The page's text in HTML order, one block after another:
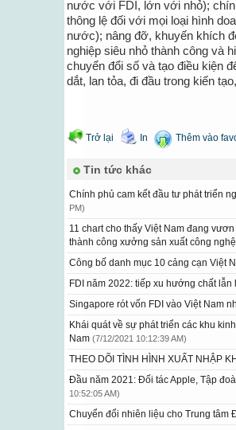
nước với FDI, lớn với nhỏ);
thông lệ đối với mọi loại hình
nước); nâng đỡ, khuyến khích
nghiệp siêu nhỏ thành công và
chuyển đổi số và tạo điều kiện
dắt, lan tỏa, đi đầu trong kiến
Trở lại In Thêm vào
Tin tức khác
Chính phủ cam kết đầu tư phát triển
PM)
11 chart cho thấy Việt Nam đang
thành công xưởng sản xuất công
Công bố danh mục 10 cảng cạn Việt
FDI năm 2022: tiếp xu hướng chất
Singapore rót vốn FDI vào Việt Nam
Khái quát về sự phát triển các khu
Nam (7/12/2021 10:12:39 AM)
THEO DÕI TÌNH HÌNH XUẤT NHẬP
Đầu năm 2021: Đối tác Apple, Tập
10:52:05 AM)
Chuyển đổi nhiên liệu cho Trung